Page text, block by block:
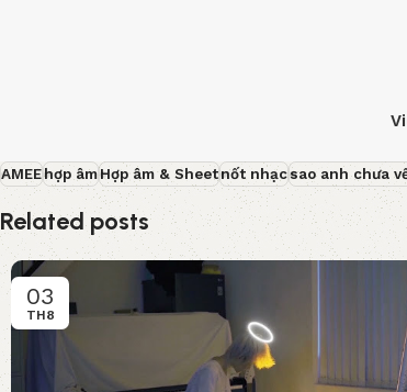
AMEEhợp âmHợp âm & Sheetnốt nhạcsao anh chưa
Related posts
03
TH8